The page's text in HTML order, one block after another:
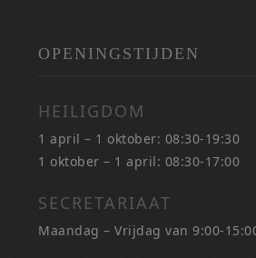
OPENINGSTIJDEN
HEILIGDOM
1 april – 1 oktober: 08:30-19:30
1 oktober – 1 april: 08:30-17:00
SECRETARIAAT
Maandag – Vrijdag van 9:00-